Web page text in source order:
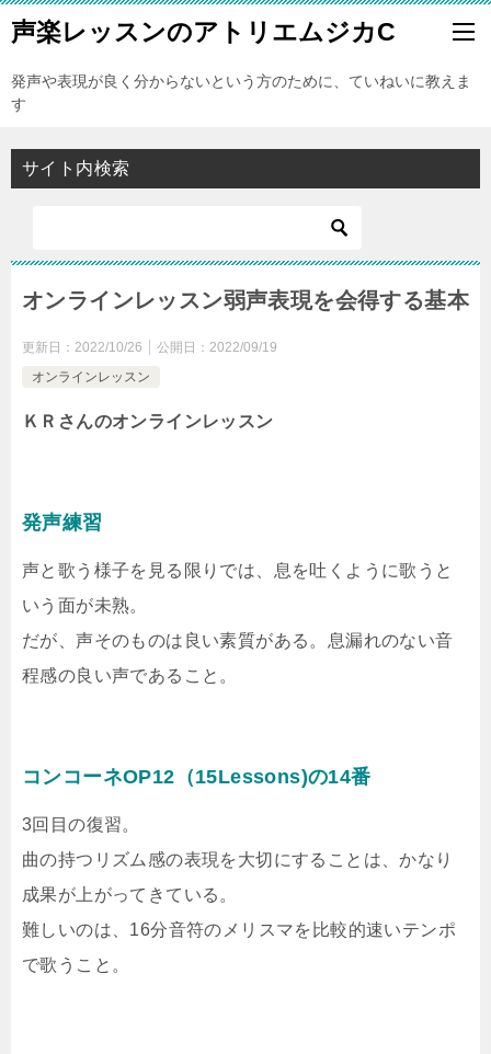
声楽レッスンのアトリエムジカC
発声や表現が良く分からないという方のために、ていねいに教えま
す
サイト内検索
オンラインレッスン弱声表現を会得する基本
更新日： 2022/10/26 公開日： 2022/09/19
オンラインレッスン
ＫＲさんのオンラインレッスン
発声練習
声と歌う様子を見る限りでは、息を吐くように歌うと
いう面が未熟。
だが、声そのものは良い素質がある。息漏れのない音
程感の良い声であること。
コンコーネOP12（15Lessons)の14番
3回目の復習。
曲の持つリズム感の表現を大切にすることは、かなり
成果が上がってきている。
難しいのは、16分音符のメリスマを比較的速いテンポ
で歌うこと。